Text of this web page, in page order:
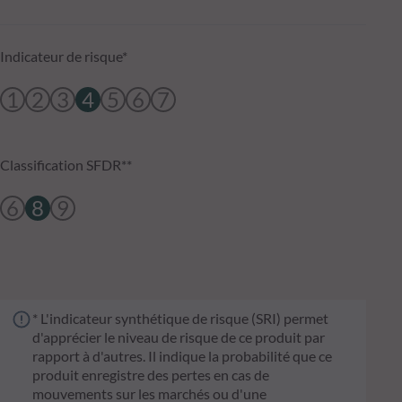
Indicateur de risque*
1 2 3 4 5 6 7
Classification SFDR**
6 8 9
* L'indicateur synthétique de risque (SRI) permet
d'apprécier le niveau de risque de ce produit par
rapport à d'autres. Il indique la probabilité que ce
produit enregistre des pertes en cas de
mouvements sur les marchés ou d'une